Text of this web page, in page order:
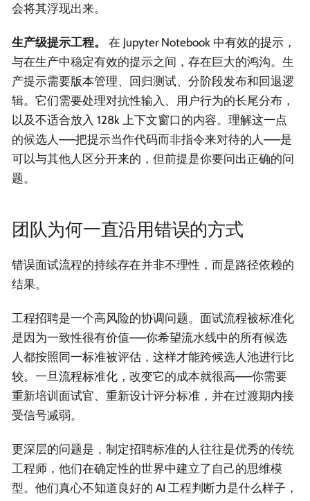
会将其浮现出来。
生产级提示工程。
在 Jupyter Notebook 中有效的提示，
与在生产中稳定有效的提示之间，存在巨大的鸿沟。生
产提示需要版本管理、回归测试、分阶段发布和回退逻
辑。它们需要处理对抗性输入、用户行为的长尾分布，
以及不适合放入 128k 上下文窗口的内容。理解这一点
的候选人——把提示当作代码而非指令来对待的人——是
可以与其他人区分开来的，但前提是你要问出正确的问
题。
团队为何一直沿用错误的方式
错误面试流程的持续存在并非不理性，而是路径依赖的
结果。
工程招聘是一个高风险的协调问题。面试流程被标准化
是因为一致性很有价值——你希望流水线中的所有候选
人都按照同一标准被评估，这样才能跨候选人池进行比
较。一旦流程标准化，改变它的成本就很高——你需要
重新培训面试官、重新设计评分标准，并在过渡期内接
受信号减弱。
更深层的问题是，制定招聘标准的人往往是优秀的传统
工程师，他们在确定性的世界中建立了自己的思维模
型。他们真心不知道良好的 AI 工程判断力是什么样子，